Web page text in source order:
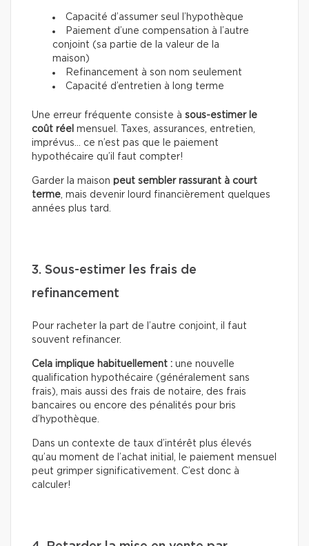
Capacité d’assumer seul l’hypothèque
Paiement d’une compensation à l’autre
conjoint (sa partie de la valeur de la
maison)
Refinancement à son nom seulement
Capacité d’entretien à long terme
Une erreur fréquente consiste à sous-estimer le
coût réel mensuel. Taxes, assurances, entretien,
imprévus… ce n’est pas que le paiement
hypothécaire qu’il faut compter!
Garder la maison peut sembler rassurant à court
terme, mais devenir lourd financièrement quelques
années plus tard.
3. Sous-estimer les frais de
refinancement
Pour racheter la part de l’autre conjoint, il faut
souvent refinancer.
Cela implique habituellement : une nouvelle
qualification hypothécaire (généralement sans
frais), mais aussi des frais de notaire, des frais
bancaires ou encore des pénalités pour bris
d’hypothèque.
Dans un contexte de taux d’intérêt plus élevés
qu’au moment de l’achat initial, le paiement mensuel
peut grimper significativement. C’est donc à
calculer!